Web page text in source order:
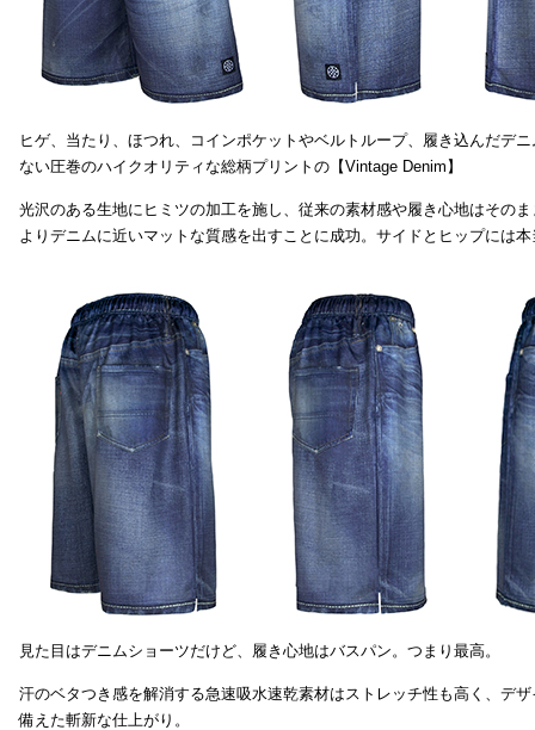
ヒゲ、当たり、ほつれ、コインポケットやベルトループ、履き込んだデ
ない圧巻のハイクオリティな総柄プリントの【Vintage Denim】
光沢のある生地にヒミツの加工を施し、従来の素材感や履き心地はそのま
よりデニムに近いマットな質感を出すことに成功。サイドとヒップには
見た目はデニムショーツだけど、履き心地はバスパン。つまり最高。
汗のベタつき感を解消する急速吸水速乾素材はストレッチ性も高く、デ
備えた斬新な仕上がり。